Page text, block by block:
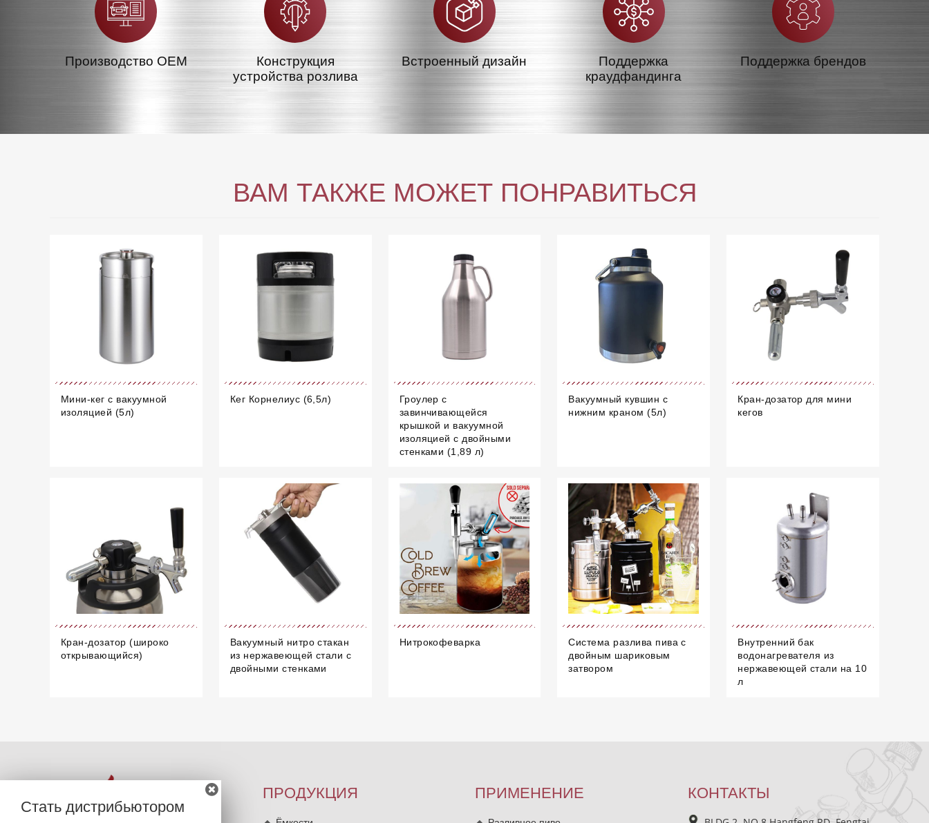
Производство OEM
Конструкция
устройства розлива
Встроенный дизайн
Поддержка
краудфандинга
Поддержка брендов
ВАМ ТАКЖЕ МОЖЕТ ПОНРАВИТЬСЯ
Мини-кег с вакуумной
изоляцией (5л)
Кег Корнелиус (6,5л)
Гроулер с
завинчивающейся
крышкой и вакуумной
изоляцией с двойными
стенками (1,89 л)
Вакуумный кувшин с
нижним краном (5л)
Кран-дозатор для мини
кегов
Кран-дозатор (широко
открывающийся)
Вакуумный нитро стакан
из нержавеющей стали с
двойными стенками
Нитрокофеварка
Система разлива пива с
двойным шариковым
затвором
Внутренний бак
водонагревателя из
нержавеющей стали на 10
л
Стать дистрибьютором
ПРОДУКЦИЯ ПРИМЕНЕНИЕ КОНТАКТЫ